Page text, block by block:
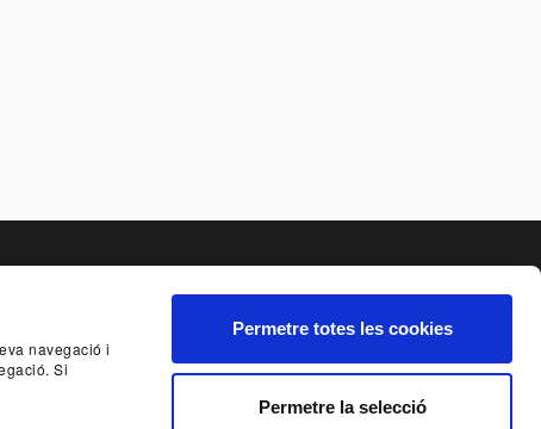
navegació i
Si
Permetre totes les cookies
Permetre la selecció